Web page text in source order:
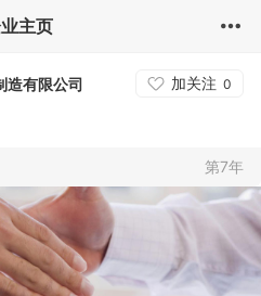
主页
造有限公司 加关注 0
第7年